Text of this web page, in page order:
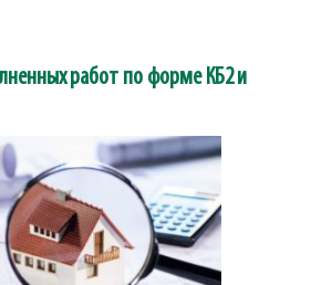
работ по форме КБ2 и